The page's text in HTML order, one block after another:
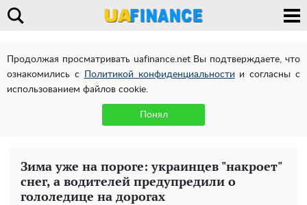
Продолжая просматривать uafinance.net Вы подтверждаете, что
ознакомились с
Политикой конфиденциальности и согласны с
использованием файлов cookie.
Понял
Зима уже на пороге: украинцев "накроет"
снег, а водителей предупредили о
гололедице на дорогах